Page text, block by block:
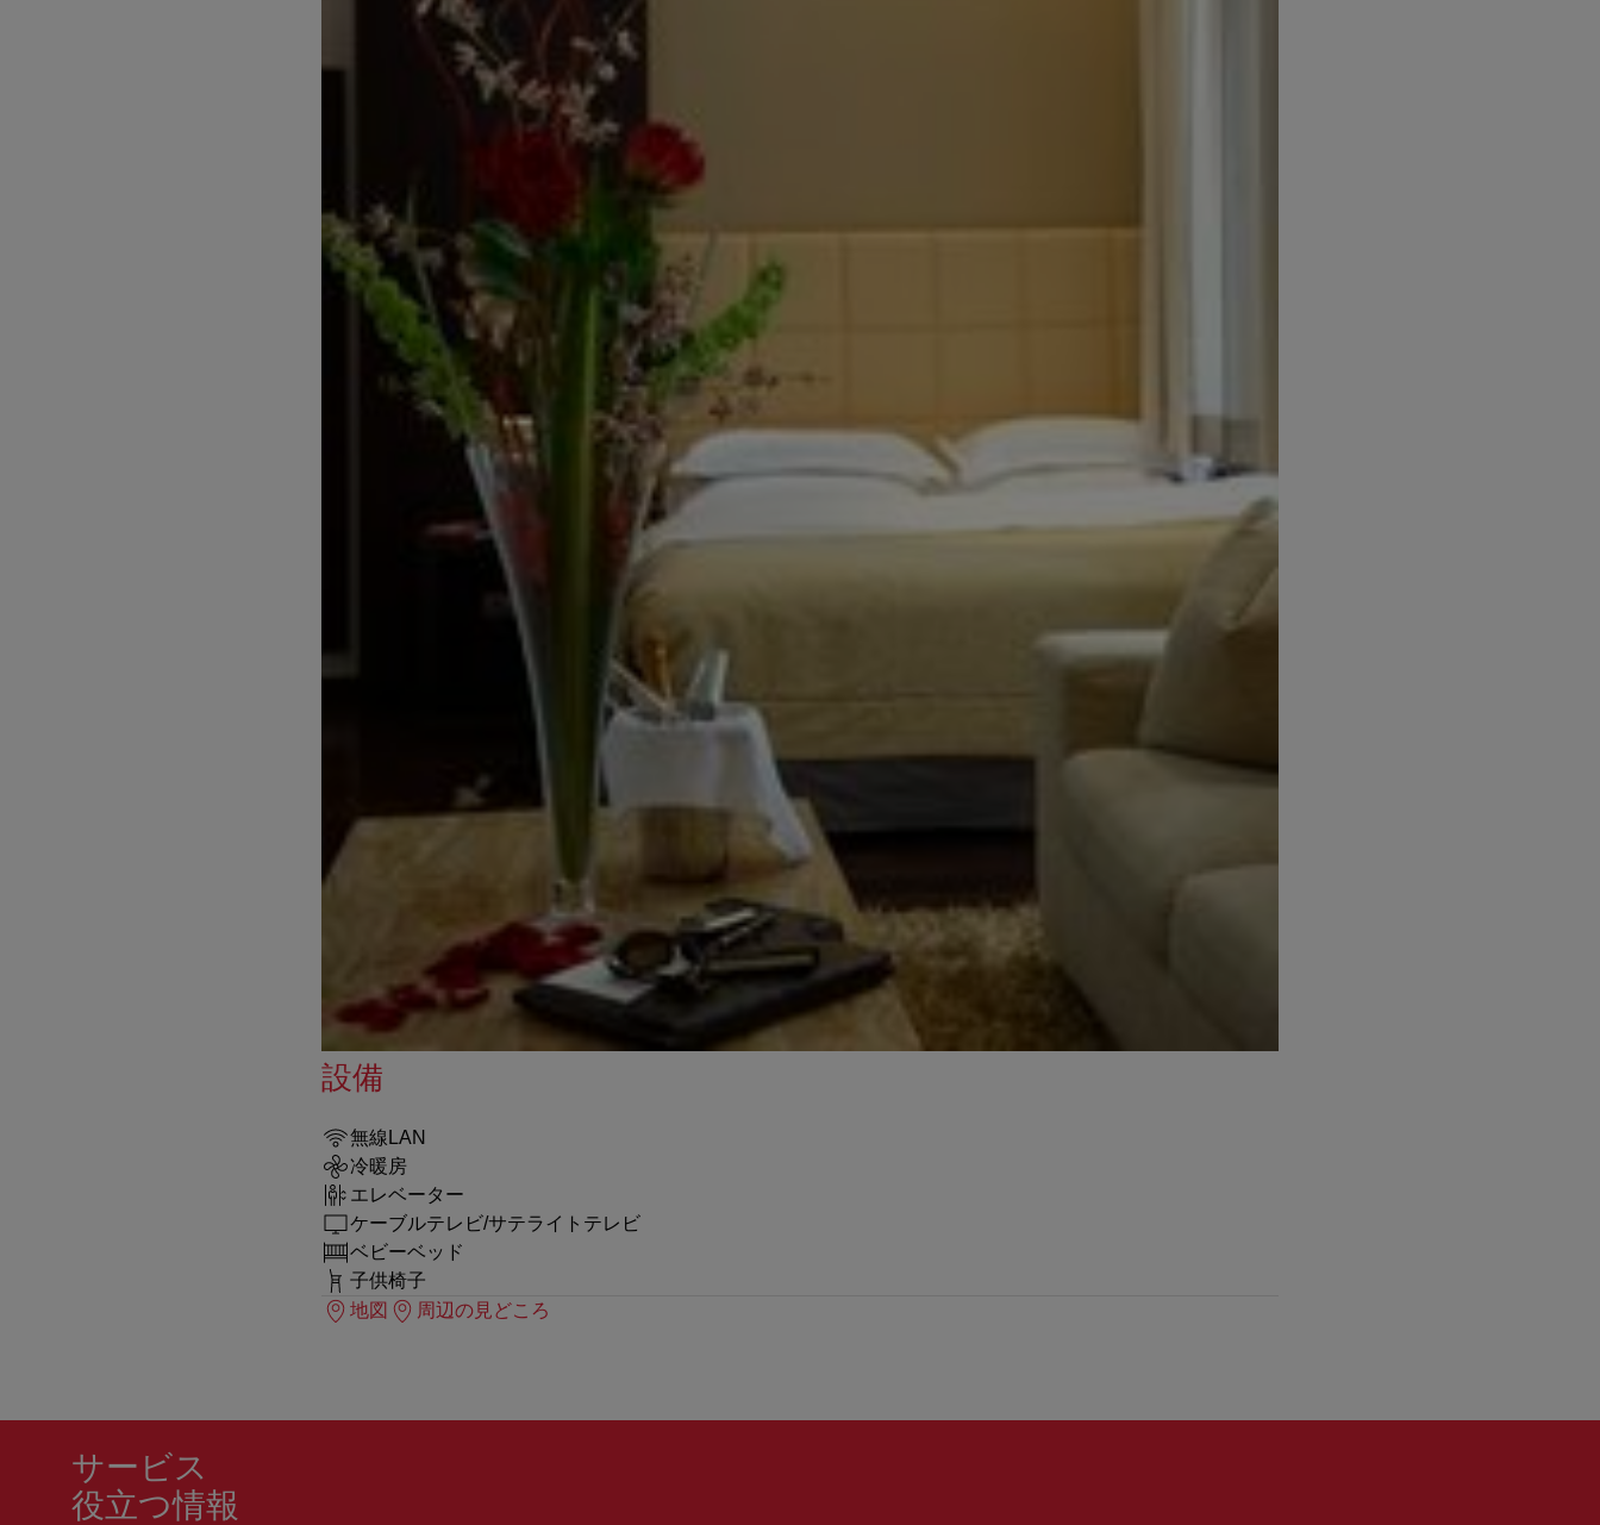
設備
無線LAN
冷暖房
エレベーター
ケーブルテレビ/サテライトテレビ
ベビーベッド
子供椅子
地図
周辺の見どころ
サービス
役立つ情報